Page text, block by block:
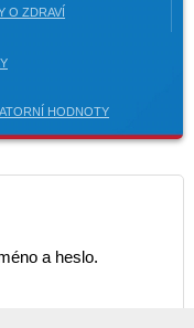
O ZDRAVÍ
HODNOTY
a heslo.